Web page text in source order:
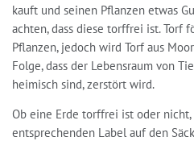
kauft und seinen Pflanzen etwas
achten, dass diese torffrei ist. Torf
Pflanzen, jedoch wird Torf aus
Folge, dass der Lebensraum von
heimisch sind, zerstört wird.
Ob eine Erde torffrei ist oder
entsprechenden Label auf den